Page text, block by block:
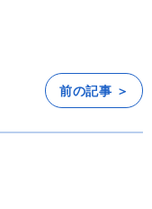
前の記事 ＞